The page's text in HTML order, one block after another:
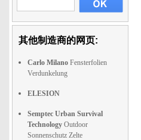
其他制造商的网页:
Carlo Milano Fensterfolien
Verdunkelung
ELESION
Semptec Urban Survival
Technology Outdoor
Sonnenschutz Zelte